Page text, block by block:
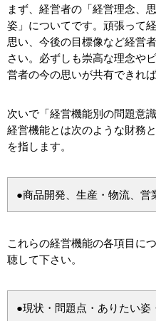
まず、経営者の「経営理念、
姿」についてです。頑張って
思い、今後の目標像など経営
さい。必ずしも崇高な理念や
営者の今の思いが共有できれば
次いで「経営機能別の問題意
経営機能とは次のような財務
を指します。
●商品開発、生産・物流、
これらの経営機能の各項目に
聴して下さい。
●現状・問題点・ありたい姿